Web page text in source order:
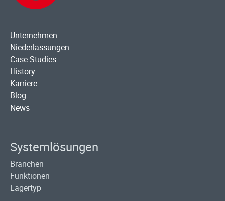
Unternehmen
Niederlassungen
Case Studies
History
Karriere
Blog
News
Systemlösungen
Branchen
Funktionen
Lagertyp